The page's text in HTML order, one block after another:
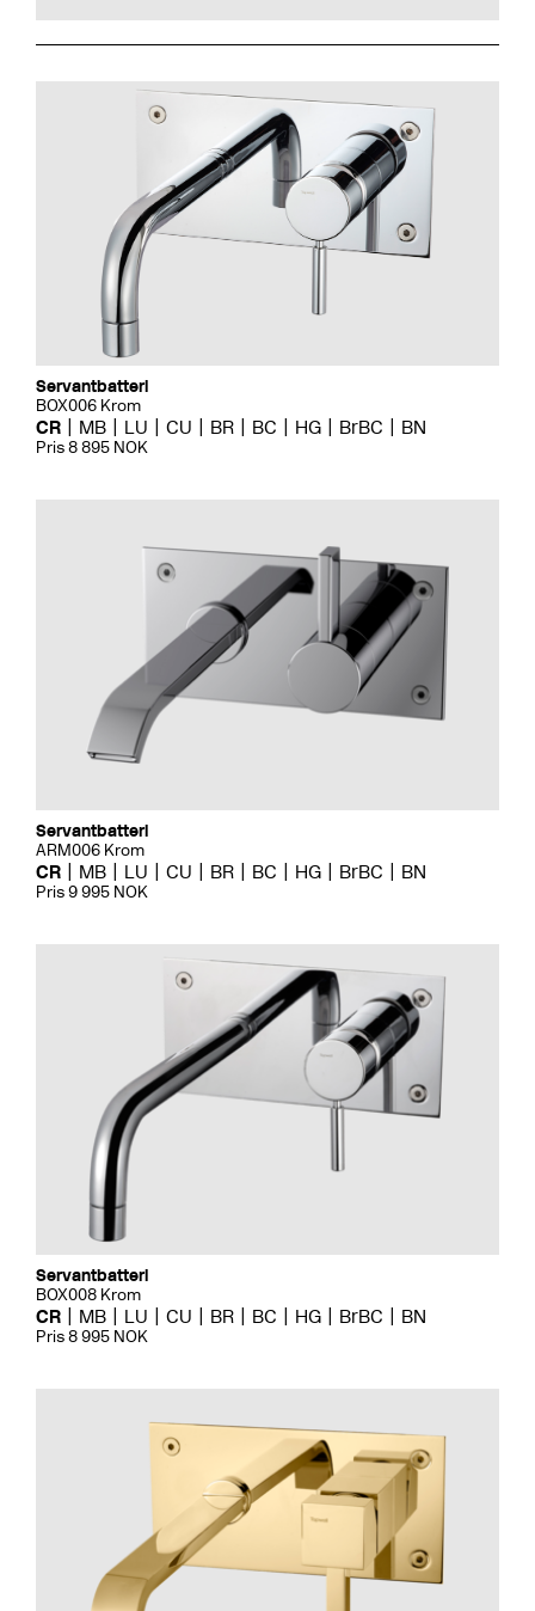
Servantbatteri
BOX006 Krom
CR MB LU CU BR BC HG BrBC BN
Pris 8 895 NOK
Servantbatteri
ARM006 Krom
CR MB LU CU BR BC HG BrBC BN
Pris 9 995 NOK
Servantbatteri
BOX008 Krom
CR MB LU CU BR BC HG BrBC BN
Pris 8 995 NOK